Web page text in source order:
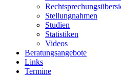
Stellungnahmen
Studien
Statistiken
Videos
Beratungsangebote
Links
Termine